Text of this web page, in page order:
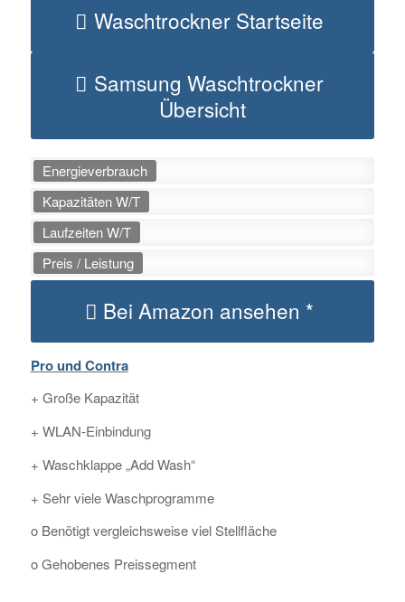
Waschtrockner Startseite
Samsung Waschtrockner
Übersicht
Energieverbrauch
Kapazitäten W/T
Laufzeiten W/T
Preis / Leistung
Bei Amazon ansehen *
Pro und Contra
+ Große Kapazität
+ WLAN-Einbindung
+ Waschklappe „Add Wash“
+ Sehr viele Waschprogramme
o Benötigt vergleichsweise viel Stellfläche
o Gehobenes Preissegment